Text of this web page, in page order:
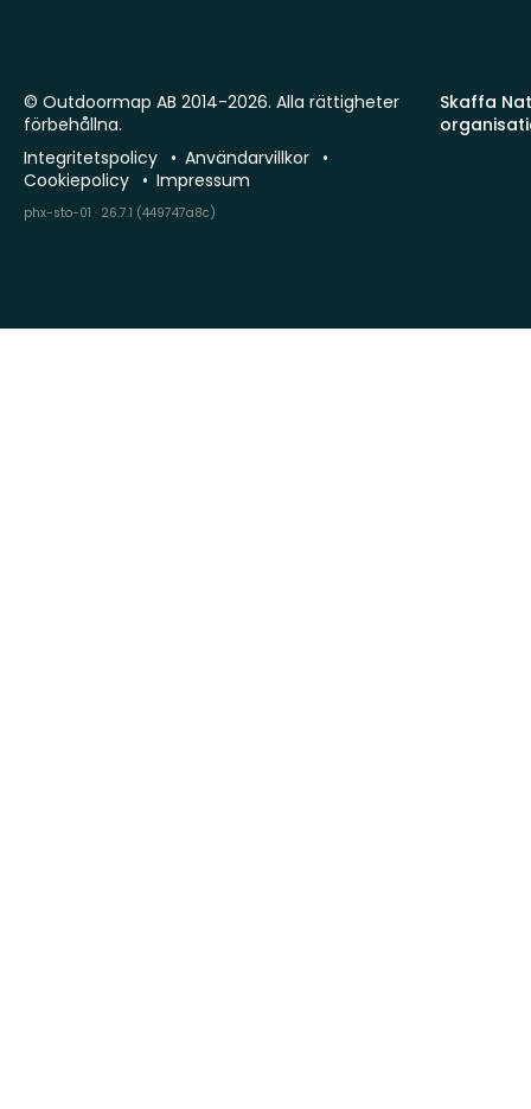
Skaffa
© Outdoormap AB 2014-2026. Alla rättigheter
förbehållna.
Integritetspolicy
Användarvillkor
Cookiepolicy
Impressum
phx-sto-01 · 26.7.1 (449747a8c)